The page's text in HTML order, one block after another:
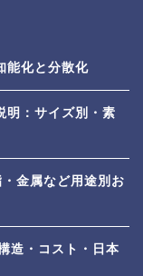
能化と分散化
：サイズ別・素
金属など用途別お
造・コスト・日本